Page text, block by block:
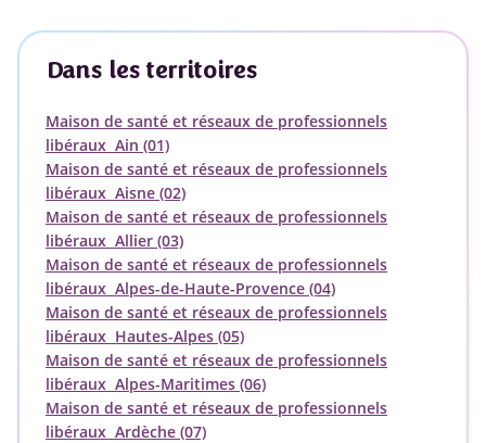
Dans les territoires
Maison de santé et réseaux de professionnels
libéraux Ain (01)
Maison de santé et réseaux de professionnels
libéraux Aisne (02)
Maison de santé et réseaux de professionnels
libéraux Allier (03)
Maison de santé et réseaux de professionnels
libéraux Alpes-de-Haute-Provence (04)
Maison de santé et réseaux de professionnels
libéraux Hautes-Alpes (05)
Maison de santé et réseaux de professionnels
libéraux Alpes-Maritimes (06)
Maison de santé et réseaux de professionnels
libéraux Ardèche (07)